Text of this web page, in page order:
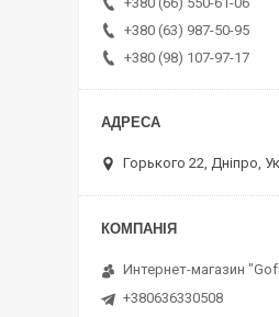
+380 (63) 987-50-95
+380 (98) 107-97-17
Горького 22, Дніпро,
Интернет-магазин
+380636330508